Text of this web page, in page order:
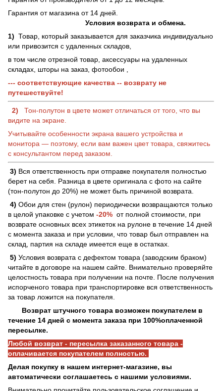
Гарантия от магазина от 14 дней.
Условия возврата и обмена.
1) Товар, который заказывается для заказчика индивидуально
или привозится с удаленных складов,
в том числе отрезной товар, аксессуары на удаленных
складах, шторы на заказ, фотообои ,
--- соответствующие качества -- возврату не
путешествуйте!
2)
Тон-полутон в цвете может отличаться от того, что вы
видите на экране.
Учитывайте особенности экрана вашего устройства и
монитора — поэтому, если вам важен цвет товара, свяжитесь
с консультантом перед заказом.
3) Вся ответственность при отправке покупателя полностью
берет на себя. Разница в цвете оригинала с фото на сайте
(тон-полутон до 20%) не может быть причиной возврата.
4) Обои для стен (рулон) периодически возвращаются только
в целой упаковке с учетом -20% от полной стоимости, при
возврате основных всех этикеток на рулоне в течение 14 дней
с момента заказа и при условии, что товар был отправлен на
склад, партия на складе имеется еще в остатках.
5) Условия возврата с дефектом товара (заводским браком)
читайте в договоре на нашем сайте. Внимательно проверяйте
целостность товара при получении на почте. После получения
испорченого товара при транспортировке вся ответственность
за товар ложится на покупателя.
Возврат штучного товара возможен покупателем в
течение 14 дней с момента заказа при 100%оплаченной
пересылке.
Любой возврат - пересылка заказанного товара -
оплачивается покупателем полностью.
Делая покупку в нашем интернет-магазине, вы
автоматически соглашаетесь с нашими условиями.